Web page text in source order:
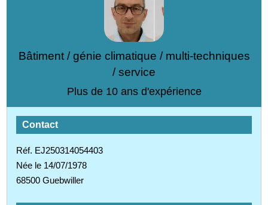
Bâtiment / génie climatique / multi-techniques
/ service
Plus de 10 ans d'expérience
Contact
Réf. EJ250314054403
Née le 14/07/1978
68500 Guebwiller